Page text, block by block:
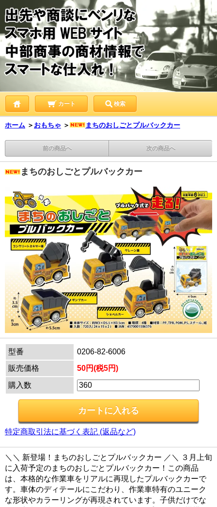
カート 検索
ホーム ＞ おもちゃ ＞ まちのおしごとプルバックカー
前の商品へ 次の商品へ
まちのおしごとプルバックカー
型番
0206-82-6006
販売価格
50円(税5円)
購入数
特定商取引法に基づく表記 (返品など)
＼＼ 新登場！まちのおしごとプルバックカー ／＼ ３月上旬
に入荷予定のまちのおしごとプルバックカー！この商品
は、本格的な作業車をリアルに再現したプルバックカーで
す。車体のディテールにこだわり、作業車特有のユニーク
な形状やカラーリングが再現されています。子供だけでな